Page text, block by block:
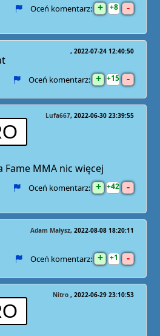
Oceń komentarz: + 8 -
2022-07-24 12:40:50
Oceń komentarz: + 15 -
Lufa667 2022-06-30 23:39:55
Fame MMA nic więcej
Oceń komentarz: + 42 -
Adam Małysz 2022-08-08 18:20:11
Oceń komentarz: + 1 -
Nitro 2022-06-29 23:10:53